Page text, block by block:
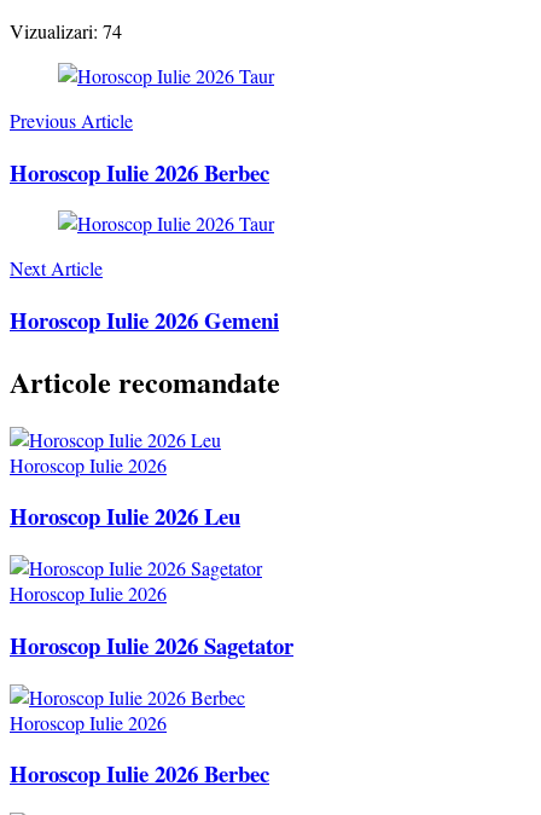
Vizualizari: 74
Post
Navigation
Previous Article
Horoscop Iulie 2026 Berbec
Next Article
Horoscop Iulie 2026 Gemeni
Articole recomandate
Horoscop Iulie 2026
Horoscop Iulie 2026 Leu
Horoscop Iulie 2026
Horoscop Iulie 2026 Sagetator
Horoscop Iulie 2026
Horoscop Iulie 2026 Berbec